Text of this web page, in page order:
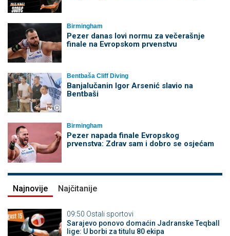
Birmingham
Pezer danas lovi normu za večerašnje
finale na Evropskom prvenstvu
Bentbaša Cliff Diving
Banjalučanin Igor Arsenić slavio na
Bentbaši
Birmingham
Pezer napada finale Evropskog
prvenstva: Zdrav sam i dobro se osjećam
Najnovije Najčitanije
09:50 Ostali sportovi
Sarajevo ponovo domaćin Jadranske Teqball
lige: U borbi za titulu 80 ekipa